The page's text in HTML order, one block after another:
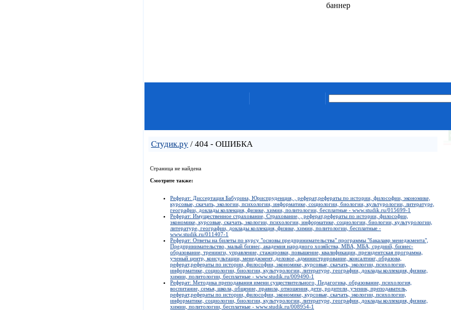
баннер
Студик.ру / 404 - ОШИБКА
Страница не найдена
Смотрите также:
Реферат: Диссертация Бабурина, Юриспруденция, , реферат,рефераты по истории, философии, экономике,
курсовые, скачать, экологии, психологии, информатике, социологии, биологии, культурологии, литературе,
географии, доклады коллекция, физике, химии, политологии, бесплатные - www.studik.ru/015699-1
Реферат: Имущественное страхование, Страхование, , реферат,рефераты по истории, философии,
экономике, курсовые, скачать, экологии, психологии, информатике, социологии, биологии, культурологии,
литературе, географии, доклады коллекция, физике, химии, политологии, бесплатные -
www.studik.ru/011407-1
Реферат: Ответы на билеты по курсу "основы предпринимательства" программы "бакалавр менеджмента",
Предпринимательство, малый бизнес, академия народного хозяйства, MBA, МБА, средний, бизнес-
образование, тренинги, управление, стажировки, повышение, квалификации, президентская программа,
ученый центр, консультации, менеджмент, деловое, администрирование, консалтинг, образова,
реферат,рефераты по истории, философии, экономике, курсовые, скачать, экологии, психологии,
информатике, социологии, биологии, культурологии, литературе, географии, доклады коллекция, физике,
химии, политологии, бесплатные - www.studik.ru/009490-1
Реферат: Методика преподавания имени существительного, Педагогика, образование, психология,
воспитание, семья, школа, общение, правила, отношения, дети, родители, ученик, преподаватель,
реферат,рефераты по истории, философии, экономике, курсовые, скачать, экологии, психологии,
информатике, социологии, биологии, культурологии, литературе, географии, доклады коллекция, физике,
химии, политологии, бесплатные - www.studik.ru/008954-1